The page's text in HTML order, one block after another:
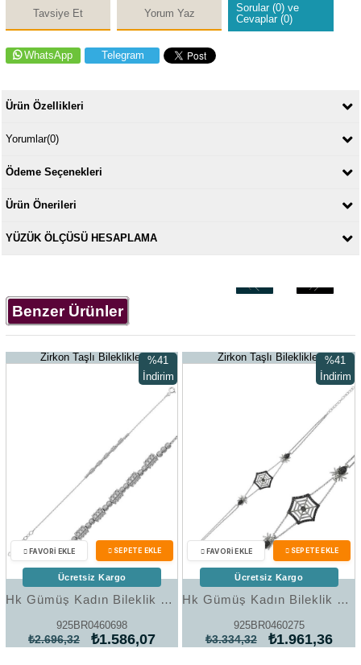
Tavsiye Et Yorum Yaz
Sorular (0) ve
Cevaplar (0)
WhatsApp Telegram
Ürün Özellikleri
Yorumlar(0)
Ödeme Seçenekleri
Ürün Önerileri
YÜZÜK ÖLÇÜSÜ HESAPLAMA
Benzer Ürünler
Zirkon Taşlı Bileklikler
Hk Gümüş Kadın Bileklik Beyaz Dorissa |Gümüş Takı Hediyelik Ürünler
925BR0460698
₺1.586,07
₺2.696,32
%41
İndirim
%41İndirim
Ücretsiz Kargo
Zirkon Taşlı Bileklikler
Hk Gümüş Kadın Bileklik Örümcek Ağı |Gümüş Takı Hediyelik Ürünler
925BR0460275
₺1.961,36
₺3.334,32
%41
İndirim
Ücretsiz Kargo
‹ ›